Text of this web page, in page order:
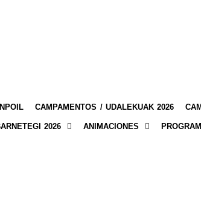
CAMPAMENTOS / UDALEKUAK 2026
2026 ANIMACIONES